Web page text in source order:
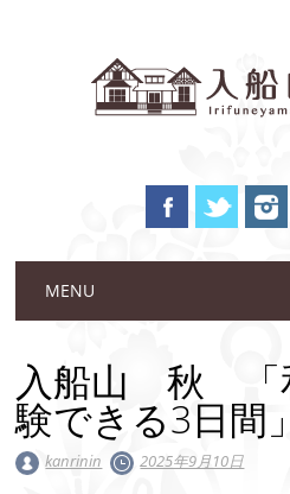
Main menu
MENU
入船山 秋 「
験できる3日
kanrinin 2025年9月10日